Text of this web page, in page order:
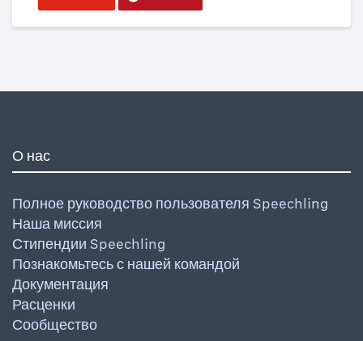
О нас
Полное руководство пользователя Speechling
Наша миссия
Стипендии Speechling
Познакомьтесь с нашей командой
Документация
Расценки
Сообщество